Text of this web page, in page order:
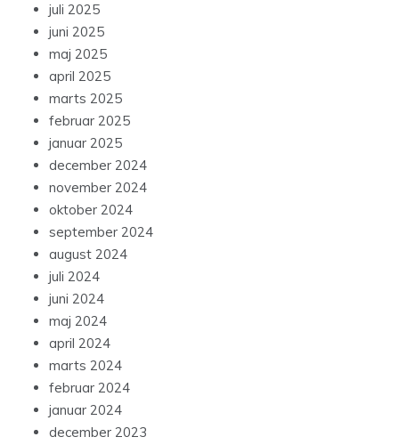
juli 2025
juni 2025
maj 2025
april 2025
marts 2025
februar 2025
januar 2025
december 2024
november 2024
oktober 2024
september 2024
august 2024
juli 2024
juni 2024
maj 2024
april 2024
marts 2024
februar 2024
januar 2024
december 2023